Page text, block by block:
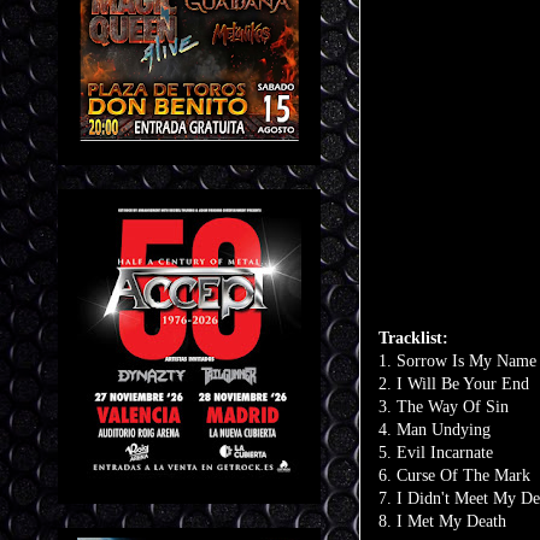
Tracklist:
1. Sorrow Is My Name
2. I Will Be Your End
3. The Way Of Sin
4. Man Undying
5. Evil Incarnate
6. Curse Of The Mark
7. I Didn't Meet My
8. I Met My Death